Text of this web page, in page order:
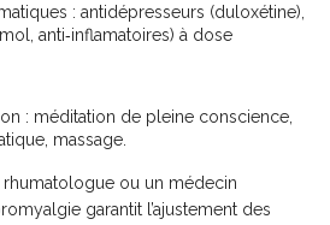
: antidépresseurs (duloxétine),
anti‑inflamatoires) à dose
: méditation de pleine conscience,
massage.
rhumatologue ou un médecin
garantit l’ajustement des